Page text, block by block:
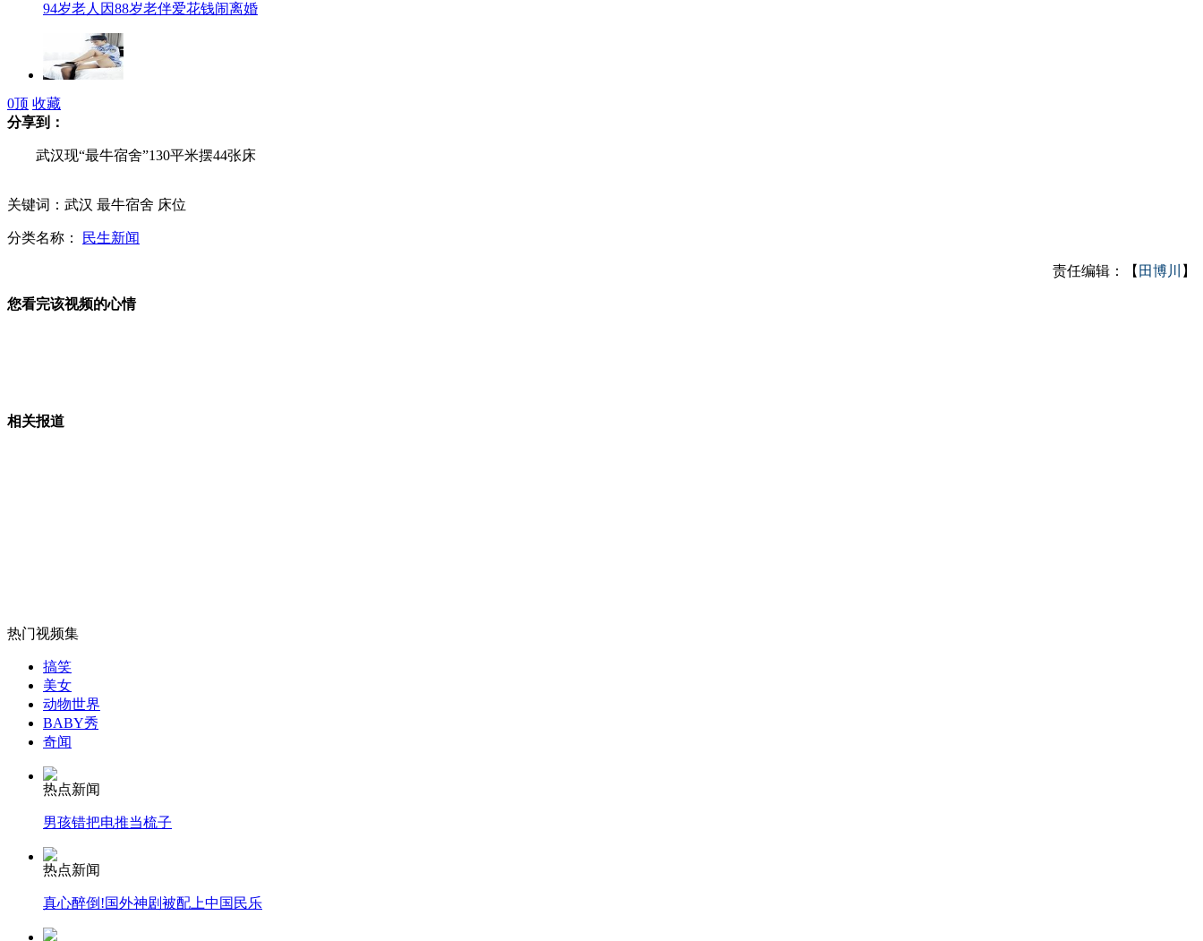
94岁老人因88岁老伴爱花钱闹离婚
女模特冒充警花发帖骗点击率获缓刑
湖南营养餐事件校长等5人被免职
拍客：陕西贫困县建北大门似巨型香烟
女孩北京地铁殴打老人 痛下狠手拳打脚踢
无痛分娩是否安全 医生回应
外交部：有关国家言论片面不公正
安徽一实载49人客车翻车
0顶 收藏
分享到：
武汉现“最牛宿舍”130平米摆44张床
关键词：武汉 最牛宿舍 床位
分类名称： 民生新闻
责任编辑：【 田博川 】
您看完该视频的心情
相关报道
热门视频集
搞笑
美女
动物世界
BABY秀
奇闻
热点新闻
男孩错把电推当梳子
热点新闻
真心醉倒!国外神剧被配上中国民乐